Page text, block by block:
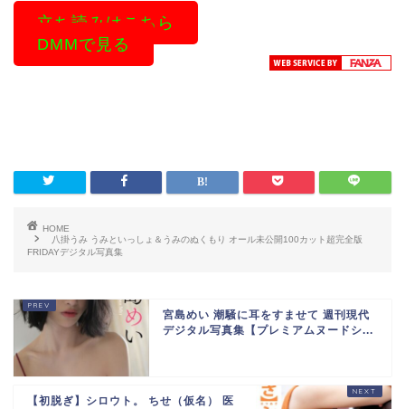
立ち読みはこちら
DMMで見る
HOME
八掛うみ うみといっしょ＆うみのぬくもり オール未公開100カット超完全版
FRIDAYデジタル写真集
宮島めい 潮騒に耳をすませて 週刊現代
デジタル写真集【プレミアムヌードシ...
【初脱ぎ】シロウト。 ちせ（仮名） 医